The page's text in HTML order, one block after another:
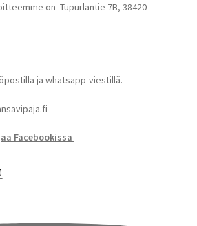
on Tupurlantie 7B, 38420
ja whatsapp-viestillä.
Facebookissa